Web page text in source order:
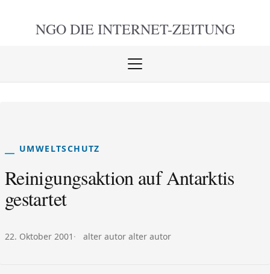
NGO DIE INTERNET-ZEITUNG
Menü
UMWELTSCHUTZ
Reinigungsaktion auf Antarktis
gestartet
Veröffentlicht am:
22. Oktober 2001 Autor:
alter autor alter autor